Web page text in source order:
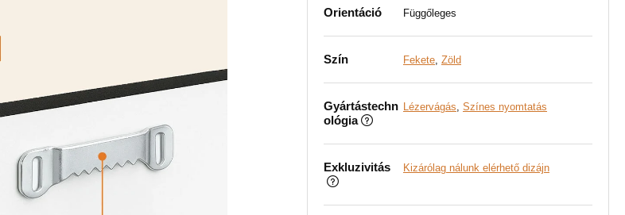
Orientáció Függőleges
Szín Fekete, Zöld
Gyártástechn
ológia
Lézervágás, Színes nyomtatás
Exkluzivitás Kizárólag nálunk elérhető dizájn